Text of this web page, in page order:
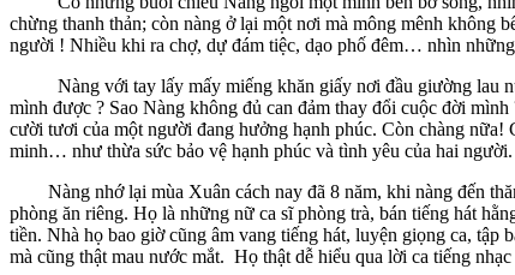
chừng thanh thản; còn nàng ở lại một nơi mà mông mênh không
người ! Nhiều khi ra chợ, dự đám tiệc, dạo phố đêm… nhìn
Nàng với tay lấy mấy miếng khăn giấy nơi đầu giường lau
mình được ? Sao Nàng không đủ can đảm thay đổi cuộc đời
cười tươi của một người đang hưởng hạnh phúc. Còn chàng
minh… như thừa sức bảo vệ hạnh phúc và tình yêu của hai
Nàng nhớ lại mùa Xuân cách nay đã 8 năm, khi nàng đến
phòng ăn riêng. Họ là những nữ ca sĩ phòng trà, bán tiếng hát
tiền. Nhà họ bao giờ cũng âm vang tiếng hát, luyện giọng ca,
mà cũng thật mau nước mắt. Họ thật dễ hiểu qua lời ca tiếng